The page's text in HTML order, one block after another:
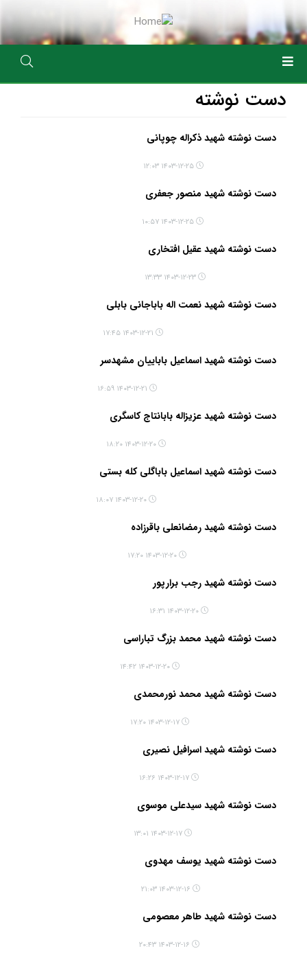
به
محتوای
اصلی
دست نوشته
دست نوشته شهید ذکراله چوپانی
دست نوشته شهید منصور جعفری
دست نوشته شهید عقیل افتخاری
دست نوشته شهید نعمت اله باباجانی بابلی
دست نوشته شهید اسماعیل باباییان مشهدسر
دست نوشته شهید عزیزاله بابانتاج کاسگری
دست نوشته شهید اسماعیل باباگلی کله بستی
دست نوشته شهید رمضانعلی باقرزاده
دست نوشته شهید رجب برارپور
دست نوشته شهید محمد بزرگ تباراسی
دست نوشته شهید محمد نورمحمدی
دست نوشته شهید اسرافیل نصیری
دست نوشته شهید سیدعلی موسوی
دست نوشته شهید یوسف مهدوی
دست نوشته شهید طاهر معصومی